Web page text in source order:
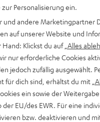
Personalisierung ein.
und andere Marketingpartner
auf unserer Website und
Hand: Klickst du auf „Alles
nur erforderliche Cookies
jedoch zufällig ausgewählt.
für dich sind, erhältst du mit
ein sowie der
EU/des EWR. Für eine
bzw. deaktivieren und